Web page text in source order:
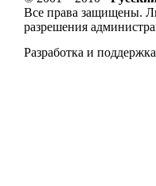
Все права защищены.
разрешения
Разработка и